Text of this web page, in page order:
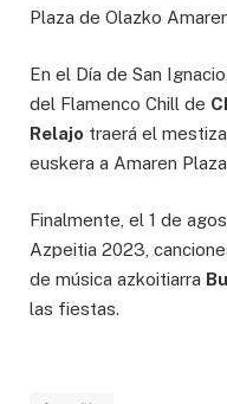
Plaza de Olazko
En el Día de San
del Flamenco Chill de
Relajo traerá el
euskera a Amaren
Finalmente, el 1 de
Azpeitia 2023,
de música azkoitiarra
las fiestas.